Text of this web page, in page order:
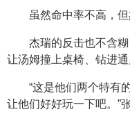
虽然命中率不高，
杰瑞的反击也不含
让汤姆撞上桌椅、钻进
“这是他们两个特有
让他们好好玩一下吧。”